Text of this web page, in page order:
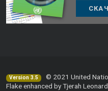
Version 3.5
© 2021 United
Flake enhanced by Tjerah